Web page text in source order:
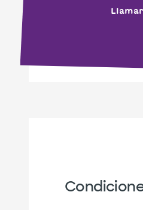
Llamar